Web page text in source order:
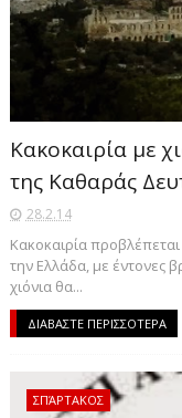
Κακοκαιρία με
της Καθαράς
28.2.14
Κακοκαιρία
την Ελλάδα, με έντονες
χιόνια θα...
ΔΙΑΒΑΣΤΕ ΠΕΡΙΣΣΟΤΕΡΑ
ΣΠΆΡΤΑΚΟΣ